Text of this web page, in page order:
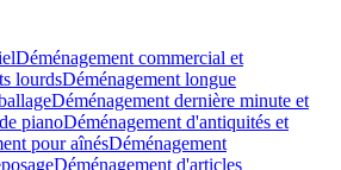
Déménagement commercial et
lourdsDéménagement longue
Déménagement dernière minute et
pianoDéménagement d'antiquités et
pour aînésDéménagement
Déménagement d'articles